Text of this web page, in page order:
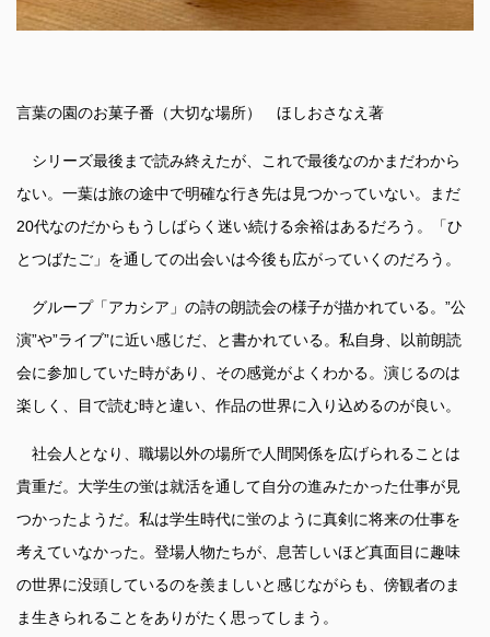
言葉の園のお菓子番（大切な場所） ほしおさなえ著
シリーズ最後まで読み終えたが、これで最後なのかまだわから
ない。一葉は旅の途中で明確な行き先は見つかっていない。まだ
20代なのだからもうしばらく迷い続ける余裕はあるだろう。「ひ
とつばたご」を通しての出会いは今後も広がっていくのだろう。
グループ「アカシア」の詩の朗読会の様子が描かれている。”公
演”や”ライブ”に近い感じだ、と書かれている。私自身、以前朗読
会に参加していた時があり、その感覚がよくわかる。演じるのは
楽しく、目で読む時と違い、作品の世界に入り込めるのが良い。
社会人となり、職場以外の場所で人間関係を広げられることは
貴重だ。大学生の蛍は就活を通して自分の進みたかった仕事が見
つかったようだ。私は学生時代に蛍のように真剣に将来の仕事を
考えていなかった。登場人物たちが、息苦しいほど真面目に趣味
の世界に没頭しているのを羨ましいと感じながらも、傍観者のま
ま生きられることをありがたく思ってしまう。